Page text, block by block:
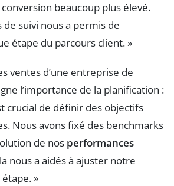
beaucoup plus élevé.
de suivi nous a permis de
étape du parcours client. »
ventes d’une entreprise de
l’importance de la planification :
crucial de définir des objectifs
Nous avons fixé des benchmarks
de nos performances
nous a aidés à ajuster notre
»